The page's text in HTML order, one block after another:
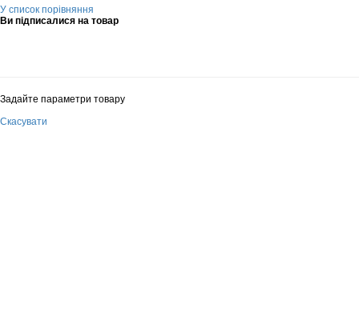
У список порівняння
Ви підписалися на товар
Задайте параметри товару
Скасувати